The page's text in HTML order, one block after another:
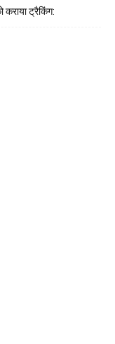
कराया ट्रैकिंग: